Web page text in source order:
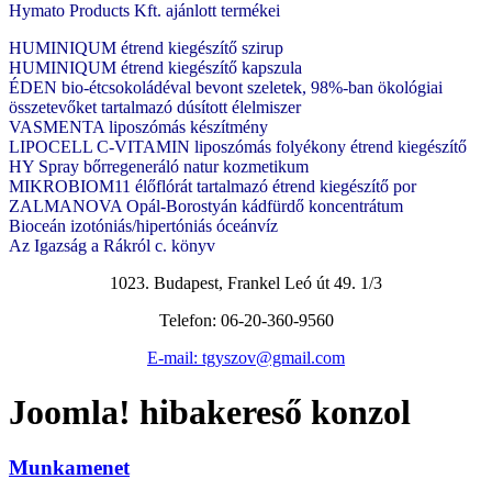
Hymato Products Kft. ajánlott termékei
HUMINIQUM étrend kiegészítő szirup
HUMINIQUM étrend kiegészítő kapszula
ÉDEN bio-étcsokoládéval bevont szeletek, 98%-ban ökológiai
összetevőket tartalmazó dúsított élelmiszer
VASMENTA liposzómás készítmény
LIPOCELL C-VITAMIN liposzómás folyékony étrend kiegészítő
HY Spray bőrregeneráló natur kozmetikum
MIKROBIOM11 élőflórát tartalmazó étrend kiegészítő por
ZALMANOVA Opál-Borostyán kádfürdő koncentrátum
Bioceán izotóniás/hipertóniás óceánvíz
Az Igazság a Rákról c. könyv
1023. Budapest, Frankel Leó út 49. 1/3
Telefon: 06-20-360-9560
E-mail: tgyszov@gmail.com
Joomla! hibakereső konzol
Munkamenet